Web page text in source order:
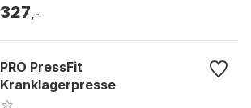
327 ,-
PRO PressFit
Kranklagerpresse